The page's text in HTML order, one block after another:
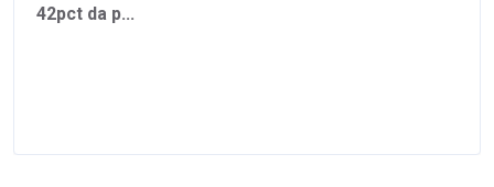
42pct da p...